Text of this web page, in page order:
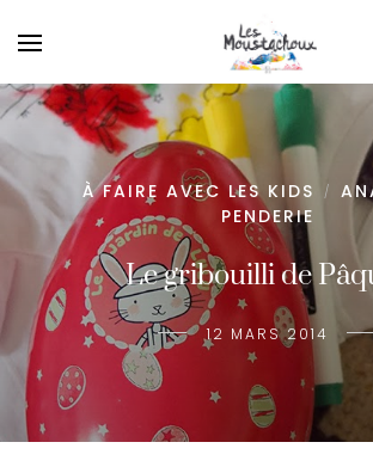
À FAIRE AVEC LES KIDS /
PENDERIE
Le gribouilli de
12 MARS 2014